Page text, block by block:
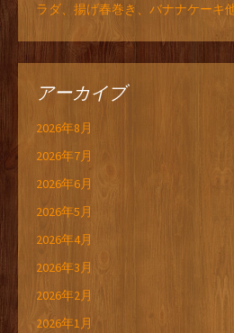
ラダ、揚げ春巻き、バナナケーキ
アーカイブ
2026年8月
2026年7月
2026年6月
2026年5月
2026年4月
2026年3月
2026年2月
2026年1月